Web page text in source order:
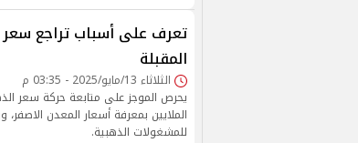
تعرف على أسباب تراجع سعر
المقبلة
الثلاثاء 13/مايو/2025 - 03:35 م
يحرص الموجز على متابعة حركة سعر
الملايين بمعرفة أسعار المعدن الاصفر،
للمشغولات الذهبية.